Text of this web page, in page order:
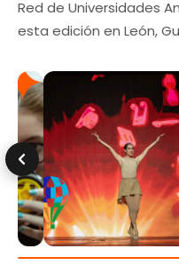
Red de Universidades
esta edición en León,